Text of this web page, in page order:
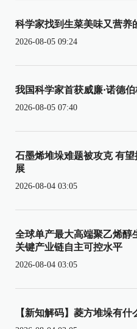
科学家找到生菜美味又营养
2026-08-05 09:24
我国科学家首获威廉·诺德
2026-08-05 07:40
石墨烯堆垛难题被攻克 有
展
2026-08-04 03:05
全球单产最大高端聚乙烯醇
关键产业链自主可控水平
2026-08-04 03:05
【新知解码】菱方堆垛有什